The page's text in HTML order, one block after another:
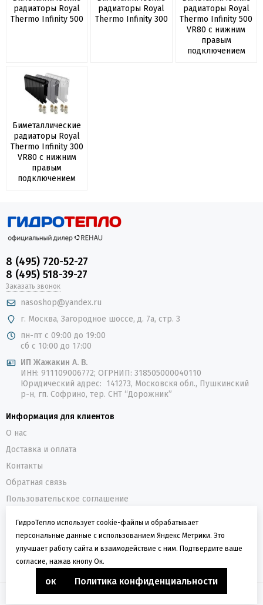
радиаторы Royal
Thermo Infinity 500
радиаторы Royal
Thermo Infinity 300
радиаторы Royal
Thermo Infinity 500
VR80 с нижним
правым
подключением
Биметаллические
радиаторы Royal
Thermo Infinity 300
VR80 с нижним
правым
подключением
8 (495) 720-52-27
8 (495) 518-39-27
Заказать звонок
nasoshop@yandex.ru
г. Москва, Загородное шоссе, д. 7а, стр. 3
пн-пт с 09:00 до 19:00
сб с 10:00 до 17:00
ИП Жажакин А. В.
ИНН: 911109006772; ОГРНИП: 318505000040110
Юридический адрес: 141273, Московскя обл., Пушкинский
р-н, гп. Софрино, тер. СНТ “Дорожник”
Информация для клиентов
О нас
Доставка и оплата
Контакты
Обратная связь
Пользовательское соглашение
О компании
ГидроТепло - интернет-магазин оборудования для
водоснабжения и отопления
ГидроТепло использует cookie-файлы и обрабатывает
персональные данные с использованием Яндекс Метрики. Это
улучшает работу сайта и взаимодействие с ним. Подтвердите ваше
согласие, нажав кнопу Ок.
ок Политика конфиденциальности